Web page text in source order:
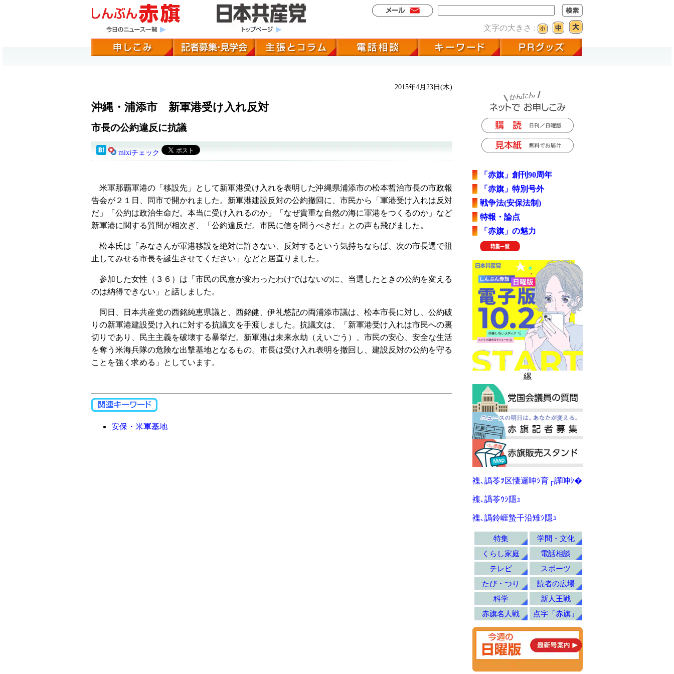
文字の大きさ :
2015年4月23日(木)
沖縄・浦添市 新軍港受け入れ反対
市長の公約違反に抗議
mixiチェック
米軍那覇軍港の「移設先」として新軍港受け入れを表明した沖縄県浦添市の松本哲治市長の市政報
告会が２１日、同市で開かれました。新軍港建設反対の公約撤回に、市民から「軍港受け入れは反対
だ」「公約は政治生命だ。本当に受け入れるのか」「なぜ貴重な自然の海に軍港をつくるのか」など
新軍港に関する質問が相次ぎ、「公約違反だ。市民に信を問うべきだ」との声も飛びました。
松本氏は「みなさんが軍港移設を絶対に許さない、反対するという気持ちならば、次の市長選で阻
止してみせる市長を誕生させてください」などと居直りました。
参加した女性（３６）は「市民の民意が変わったわけではないのに、当選したときの公約を変える
のは納得できない」と話しました。
同日、日本共産党の西銘純恵県議と、西銘健、伊礼悠記の両浦添市議は、松本市長に対し、公約破
りの新軍港建設受け入れに対する抗議文を手渡しました。抗議文は、「新軍港受け入れは市民への裏
切りであり、民主主義を破壊する暴挙だ。新軍港は未来永劫（えいごう）、市民の安心、安全な生活
を奪う米海兵隊の危険な出撃基地となるもの。市長は受け入れ表明を撤回し、建設反対の公約を守る
ことを強く求める」としています。
安保・米軍基地
「赤旗」創刊90周年
「赤旗」特別号外
戦争法(安保法制)
特報・論点
「赤旗」の魅力
縲
襍､譌苓ｦ区悽邏呻ｼ育┌譁呻ｼ�
襍､譌苓ｳｼ隱ｭ
襍､譌鈴崕蟄千沿雉ｼ隱ｭ
特集
学問・文化
くらし家庭
電話相談
テレビ
スポーツ
たび・つり
読者の広場
科学
新人王戦
赤旗名人戦
点字「赤旗」